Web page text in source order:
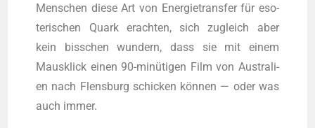
Men­schen die­se Art von Ener­gie­trans­fer für eso­
te­ri­schen Quark erach­ten, sich zugleich aber
kein biss­chen wun­dern, dass sie mit einem
Maus­klick einen 90-minütigen Film von Aus­tra­li­
en nach Flens­burg schi­cken können — oder was
auch immer.